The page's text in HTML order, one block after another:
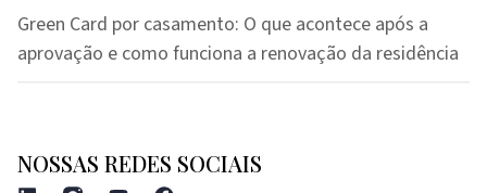
Green Card por casamento: O que acontece após a
aprovação e como funciona a renovação da residência
NOSSAS REDES SOCIAIS